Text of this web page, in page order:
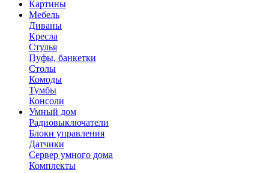
Картины
Мебель
Диваны
Кресла
Стулья
Пуфы, банкетки
Столы
Комоды
Тумбы
Консоли
Умный дом
Радиовыключатели
Блоки управления
Датчики
Сервер умного дома
Комплекты